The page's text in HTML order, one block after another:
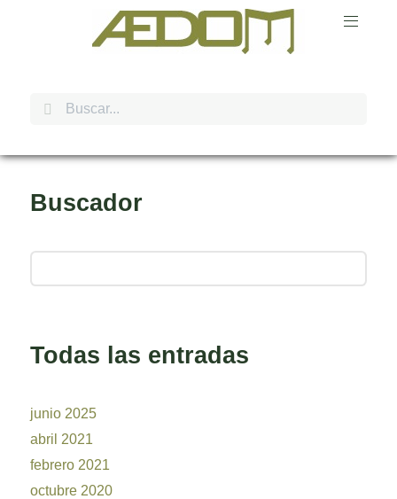
Buscador
Todas las entradas
junio 2025
abril 2021
febrero 2021
octubre 2020